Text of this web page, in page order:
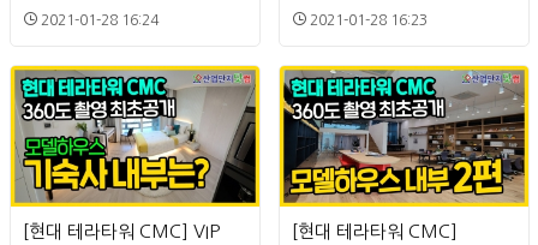
2021-01-28 16:24 2021-01-28 16:23
[현대 테라타워 CMC] VIP
[현대 테라타워 CMC]